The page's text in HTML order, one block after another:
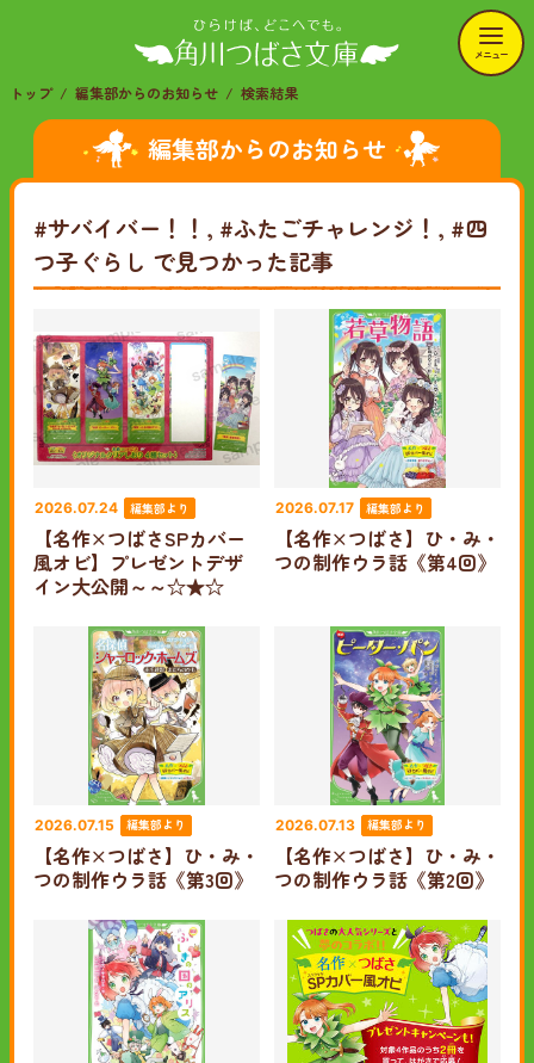
メニュー
トップ 編集部からのお知らせ 検索結果
編集部からのお知らせ
#サバイバー！！, #ふたごチャレンジ！, #四
つ子ぐらし で見つかった記事
2026.07.24 編集部より
【名作×つばさSPカバー
風オビ】プレゼントデザ
イン大公開～～☆★☆
2026.07.17 編集部より
【名作×つばさ】ひ・み・
つの制作ウラ話《第4回》
2026.07.15 編集部より
【名作×つばさ】ひ・み・
つの制作ウラ話《第3回》
2026.07.13 編集部より
【名作×つばさ】ひ・み・
つの制作ウラ話《第2回》